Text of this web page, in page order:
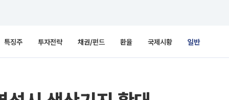
특징주 투자전략 채권/펀드 환율 국제시황 일반